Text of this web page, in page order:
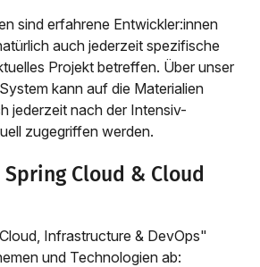
sind erfahrene Entwickler:innen
auch jederzeit spezifische
Projekt betreffen. Über unser
kann auf die Materialien
jederzeit nach der Intensiv-
zugegriffen werden.
Cloud & Cloud
Infrastructure & DevOps"
und Technologien ab: